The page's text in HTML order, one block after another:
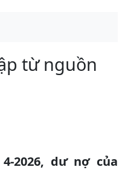
từ nguồn
2026, dư nợ của